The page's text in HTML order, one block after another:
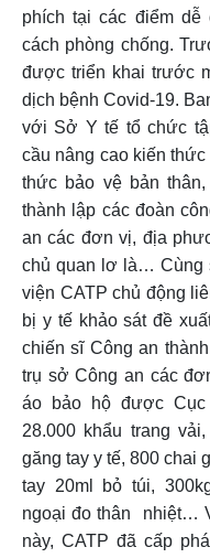
phích tại các điểm
cách phòng chống.
được triển khai trước
dịch bệnh Covid-19.
với Sở Y tế tổ chức
cầu nâng cao kiến
thức bảo vệ bản
thành lập các đoàn
an các đơn vị, địa
chủ quan lơ là… Cùng
viện CATP chủ động
bị y tế khảo sát đề
chiến sĩ Công an
trụ sở Công an các
áo bảo hộ được Cục
28.000 khẩu trang
găng tay y tế, 800 chai
tay 20ml bỏ túi,
ngoại đo thân nhiệt…
này, CATP đã cấp